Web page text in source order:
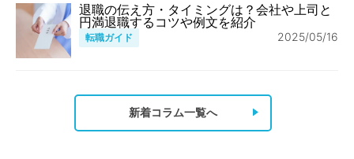
退職の伝え方・タイミングは？会社や上司と
円満退職するコツや例文を紹介
転職ガイド 2025/05/16
新着コラム一覧へ